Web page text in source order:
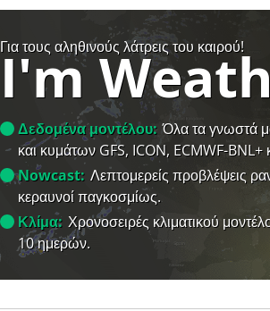
Για τους αληθινούς λάτρεις του καιρού!
I'm
Δεδομένα μοντέλου: Όλα τα γνωστά
και κυμάτων GFS, ICON, ECMWF-BNL+
Nowcast: Λεπτομερείς προβλέψεις
κεραυνοί παγκοσμίως.
Κλίμα: Χρονοσειρές κλιματικού
10 ημερών.